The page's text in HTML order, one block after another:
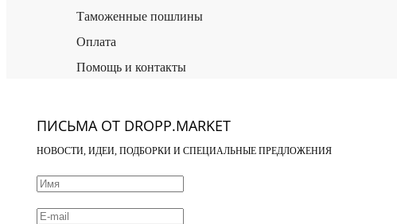
Таможенные пошлины
Оплата
Помощь и контакты
ПИСЬМА ОТ DROPP.MARKET
НОВОСТИ, ИДЕИ, ПОДБОРКИ И СПЕЦИАЛЬНЫЕ ПРЕДЛОЖЕНИЯ